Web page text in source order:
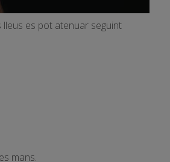
es pot atenuar seguint
mans.